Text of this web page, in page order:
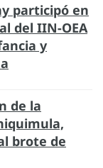
participó en
del IIN-OEA
y
de la
brote de